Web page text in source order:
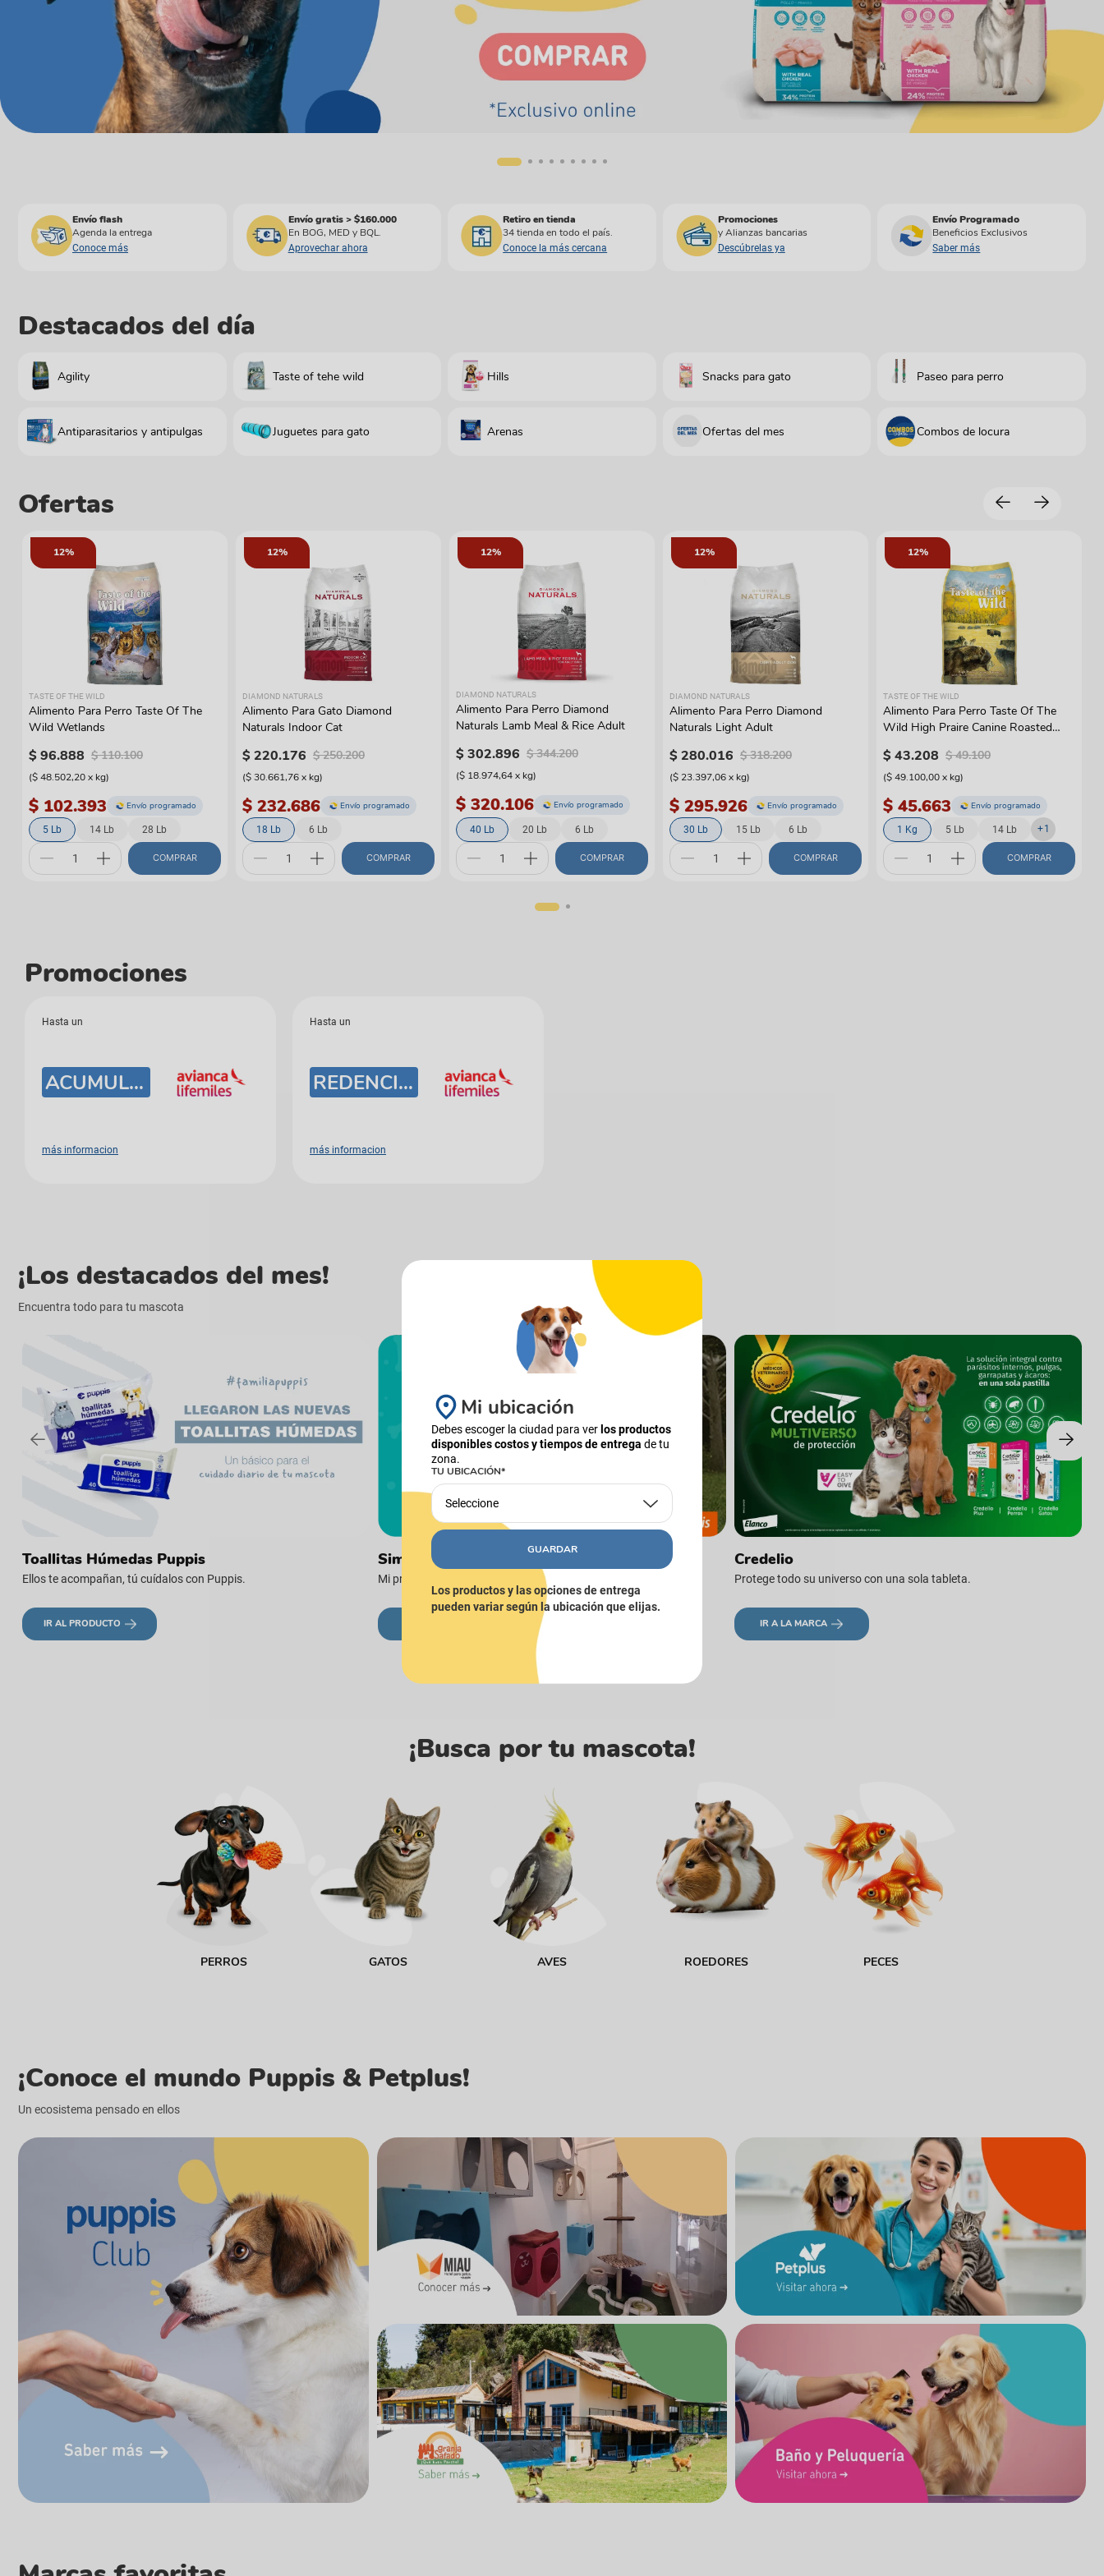
Bolsos y guacales
Coches y paseadores
manchas
Cuidados especiales
Pelotas y cazadores
Juguetes con catnip
Rascadores y gimnasios
Otros
Envío flash
Agenda la entrega
Conoce más
Envío gratis > $160.000
En BOG, MED y BQL.
Aprovechar ahora
Retiro en tienda
34 tienda en todo el país.
Conoce la más cercana
Promociones
y Alianzas bancarias
Descúbrelas ya
Envío Programado
Beneficios Exclusivos
Saber más
Destacados del día
Agility Taste of tehe wild Hills Snacks para gato Paseo para perro
Antiparasitarios y antipulgas Juguetes para gato Arenas Ofertas del mes Combos de locura
Ofertas
12%
TASTE OF THE WILD
Alimento Para Perro Taste Of The
Wild Wetlands
$96.888 $ 110.100
($ 48.502,20x kg)
$ 102.393 Envío programado
5 Lb 14 Lb 28 Lb
COMPRAR
12%
DIAMOND NATURALS
Alimento Para Gato Diamond
Naturals Indoor Cat
$220.176 $ 250.200
($ 30.661,76x kg)
$ 232.686 Envío programado
18 Lb 6 Lb
COMPRAR
12%
DIAMOND NATURALS
Alimento Para Perro Diamond
Naturals Lamb Meal & Rice Adult
$302.896 $ 344.200
($ 18.974,64x kg)
$ 320.106 Envío programado
40 Lb 20 Lb 6 Lb
COMPRAR
12%
DIAMOND NATURALS
Alimento Para Perro Diamond
Naturals Light Adult
$280.016 $ 318.200
($ 23.397,06x kg)
$ 295.926 Envío programado
30 Lb 15 Lb 6 Lb
COMPRAR
12%
TASTE OF THE WILD
Alimento Para Perro Taste Of The
Wild High Praire Canine Roasted
$43.208 $ 49.100
($ 49.100,00x kg)
$ 45.663 Envío programado
1 Kg 5 Lb 14 Lb +1
COMPRAR
Promociones
Hasta un
ACUMULA UNA MILLA PARA TU MASCOTA: 1 MILLA X DÓLAR
más informacion
Hasta un
REDENCIÓN DE MILLAS ($21 X CADA MILLA)
más informacion
¡Los destacados del mes!
Encuentra todo para tu mascota
Toallitas Húmedas Puppis
Ellos te acompañan, tú cuídalos con Puppis.
IR AL PRODUCTO
Simparica
Mi promesa, cuidarte. Mi elección: 10 veces más protección.
Credelio
Protege todo su universo con una sola tableta.
IR A LA MARCA
¡Busca por tu mascota!
PERROS GATOS AVES ROEDORES PECES
¡Conoce el mundo Puppis & Petplus!
Un ecosistema pensado en ellos
Mi ubicación
Debes escoger la ciudad para ver los productos
disponibles costos y tiempos de entrega de tu
zona.
TU UBICACIÓN*
Seleccione
GUARDAR
Los productos y las opciones de entrega
pueden variar según la ubicación que elijas.